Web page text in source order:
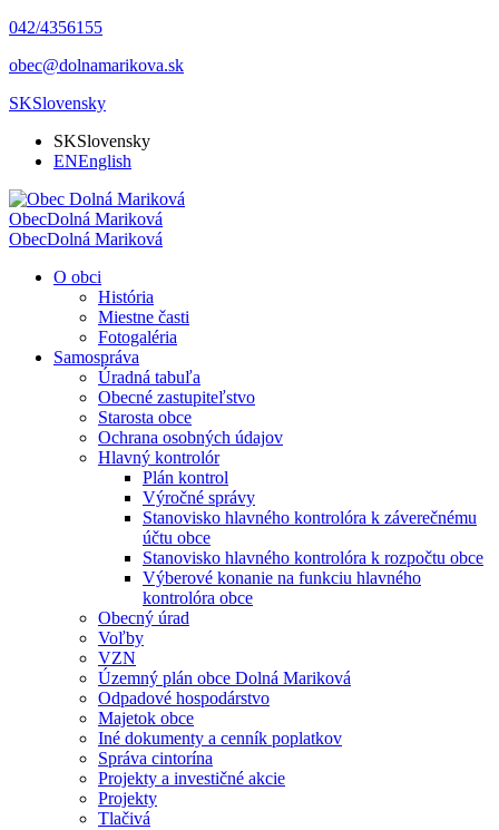
042/4356155
obec@dolnamarikova.sk
SKSlovensky
SKSlovensky
ENEnglish
ObecDolná Mariková
ObecDolná Mariková
O obci
História
Miestne časti
Fotogaléria
Samospráva
Úradná tabuľa
Obecné zastupiteľstvo
Starosta obce
Ochrana osobných údajov
Hlavný kontrolór
Plán kontrol
Výročné správy
Stanovisko hlavného kontrolóra k záverečnému
účtu obce
Stanovisko hlavného kontrolóra k rozpočtu obce
Výberové konanie na funkciu hlavného
kontrolóra obce
Obecný úrad
Voľby
VZN
Územný plán obce Dolná Mariková
Odpadové hospodárstvo
Majetok obce
Iné dokumenty a cenník poplatkov
Správa cintorína
Projekty a investičné akcie
Projekty
Tlačivá